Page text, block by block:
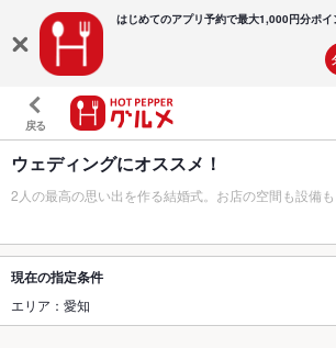
はじめてのアプリ予約で最大1,000円分ポイ
戻る
ウェディングにオススメ！
2人の最高の思い出を作る結婚式。お店の空間も設備
現在の指定条件
エリア：愛知